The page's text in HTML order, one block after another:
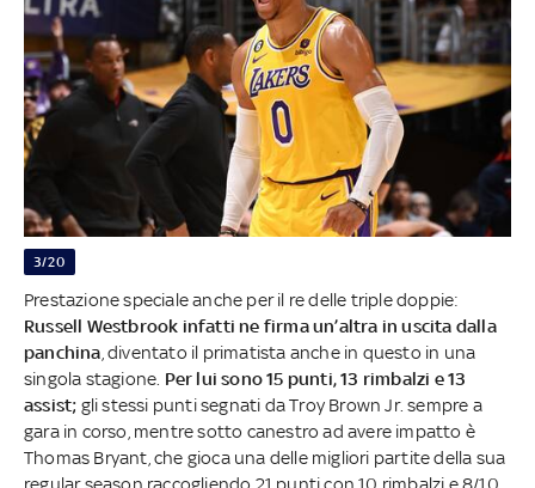
3/20
Prestazione speciale anche per il re delle triple doppie:
Russell Westbrook infatti ne firma un’altra in uscita dalla
panchina , diventato il primatista anche in questo in una
singola stagione. Per lui sono 15 punti, 13 rimbalzi e 13
assist; gli stessi punti segnati da Troy Brown Jr. sempre a
gara in corso, mentre sotto canestro ad avere impatto è
Thomas Bryant, che gioca una delle migliori partite della sua